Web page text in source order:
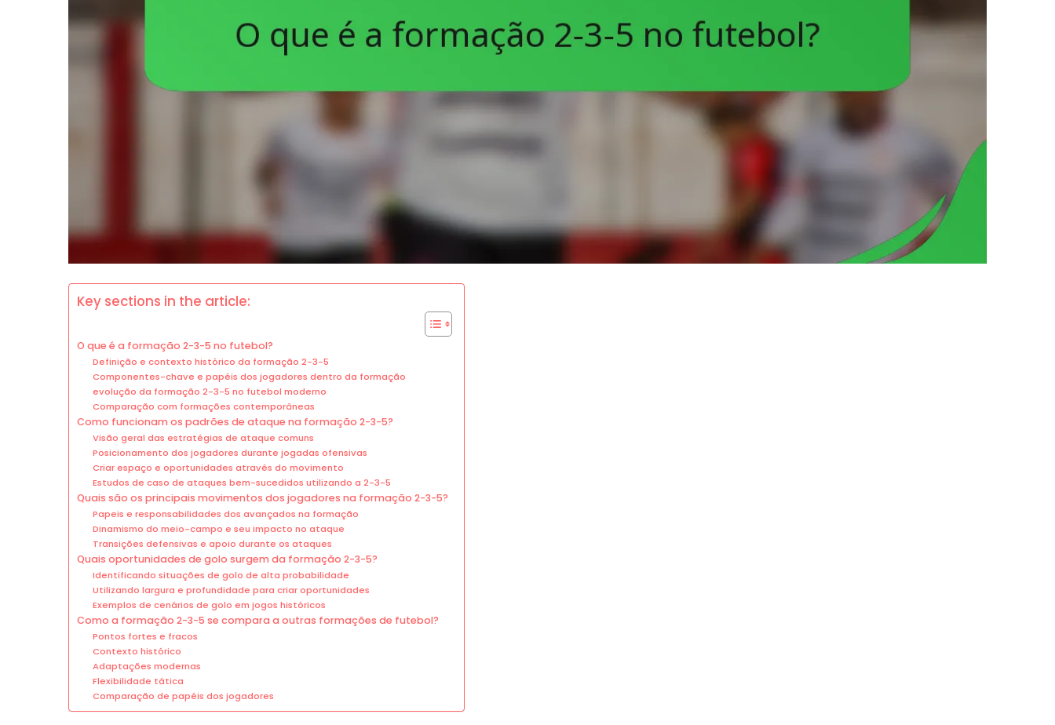
Key sections in the article:
O que é a formação 2-3-5 no futebol?
Definição e contexto histórico da formação 2-3-5
Componentes-chave e papéis dos jogadores dentro da formação
evolução da formação 2-3-5 no futebol moderno
Comparação com formações contemporâneas
Como funcionam os padrões de ataque na formação 2-3-5?
Visão geral das estratégias de ataque comuns
Posicionamento dos jogadores durante jogadas ofensivas
Criar espaço e oportunidades através do movimento
Estudos de caso de ataques bem-sucedidos utilizando a 2-3-5
Quais são os principais movimentos dos jogadores na formação 2-3-5?
Papeis e responsabilidades dos avançados na formação
Dinamismo do meio-campo e seu impacto no ataque
Transições defensivas e apoio durante os ataques
Quais oportunidades de golo surgem da formação 2-3-5?
Identificando situações de golo de alta probabilidade
Utilizando largura e profundidade para criar oportunidades
Exemplos de cenários de golo em jogos históricos
Como a formação 2-3-5 se compara a outras formações de futebol?
Pontos fortes e fracos
Contexto histórico
Adaptações modernas
Flexibilidade tática
Comparação de papéis dos jogadores